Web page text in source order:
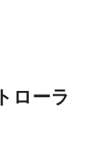
ローラ